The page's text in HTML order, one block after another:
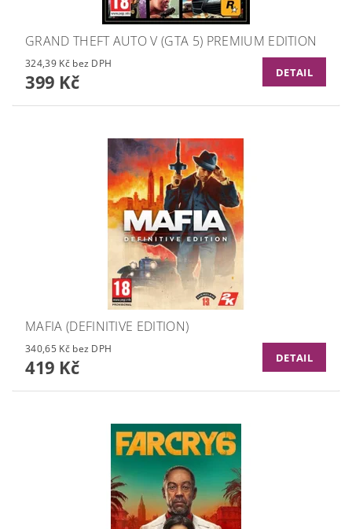
GRAND THEFT AUTO V (GTA 5) PREMIUM EDITION
324,39 Kč bez DPH
399 Kč DETAIL
MAFIA (DEFINITIVE EDITION)
340,65 Kč bez DPH
419 Kč DETAIL